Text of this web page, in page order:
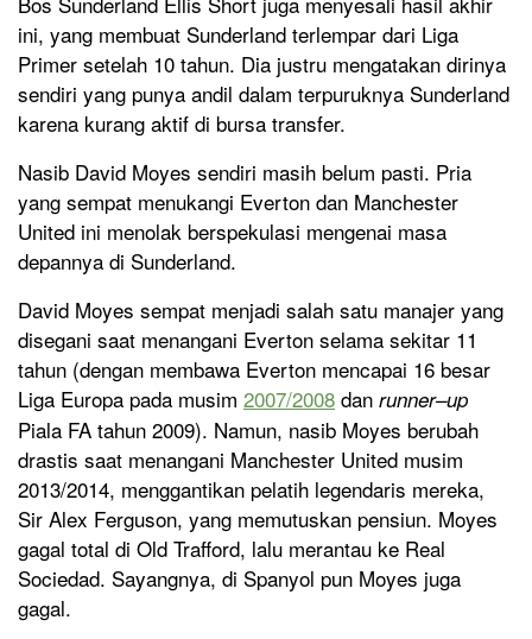
ini, yang membuat Sunderland terlempar dari Liga
Primer setelah 10 tahun. Dia justru mengatakan dirinya
sendiri yang punya andil dalam terpuruknya Sunderland
karena kurang aktif di bursa transfer.
Nasib David Moyes sendiri masih belum pasti. Pria
yang sempat menukangi Everton dan Manchester
United ini menolak berspekulasi mengenai masa
depannya di Sunderland.
David Moyes sempat menjadi salah satu manajer yang
disegani saat menangani Everton selama sekitar 11
tahun (dengan membawa Everton mencapai 16 besar
Liga Europa pada musim 2007/2008 dan runner–up
Piala FA tahun 2009). Namun, nasib Moyes berubah
drastis saat menangani Manchester United musim
2013/2014, menggantikan pelatih legendaris mereka,
Sir Alex Ferguson, yang memutuskan pensiun. Moyes
gagal total di Old Trafford, lalu merantau ke Real
Sociedad. Sayangnya, di Spanyol pun Moyes juga
gagal.